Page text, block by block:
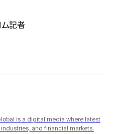
記者
is a digital media where latest
and financial markets.